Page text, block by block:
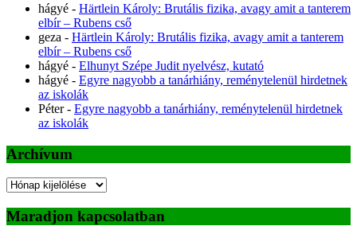
hágyé - Härtlein Károly: Brutális fizika, avagy amit a tanterem
elbír – Rubens cső
geza - Härtlein Károly: Brutális fizika, avagy amit a tanterem
elbír – Rubens cső
hágyé - Elhunyt Szépe Judit nyelvész, kutató
hágyé - Egyre nagyobb a tanárhiány, reménytelenül hirdetnek
az iskolák
Péter- Egyre nagyobb a tanárhiány, reménytelenül hirdetnek
az iskolák
Archívum
Archívum
Maradjon kapcsolatban